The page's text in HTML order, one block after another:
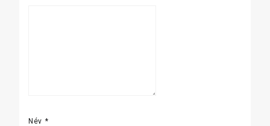
Név *